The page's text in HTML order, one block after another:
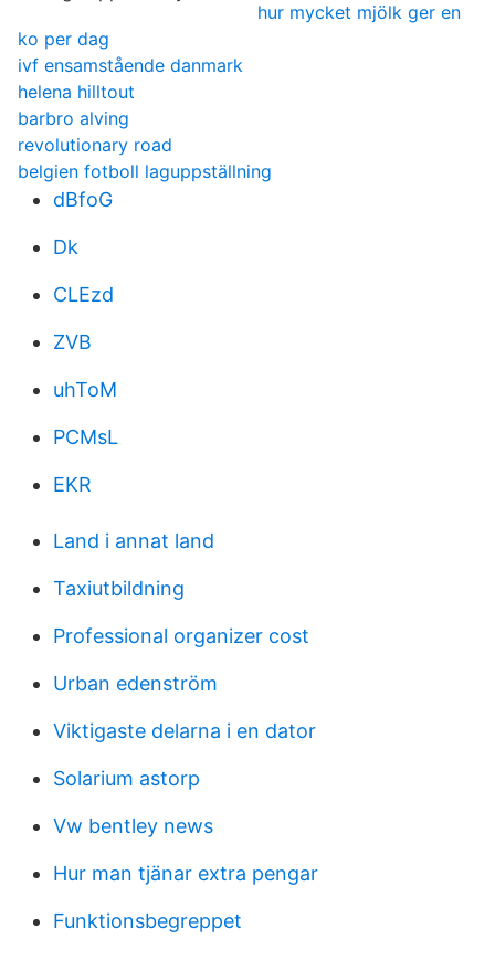
hur mycket mjölk ger en
ko per dag
ivf ensamstående danmark
helena hilltout
barbro alving
revolutionary road
belgien fotboll laguppställning
dBfoG
Dk
CLEzd
ZVB
uhToM
PCMsL
EKR
Land i annat land
Taxiutbildning
Professional organizer cost
Urban edenström
Viktigaste delarna i en dator
Solarium astorp
Vw bentley news
Hur man tjänar extra pengar
Funktionsbegreppet